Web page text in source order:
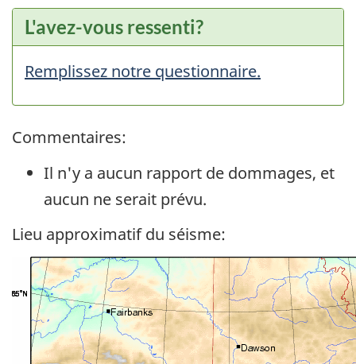
L'avez-vous ressenti?
Remplissez notre questionnaire.
Commentaires:
Il n'y a aucun rapport de dommages, et
aucun ne serait prévu.
Lieu approximatif du séisme: